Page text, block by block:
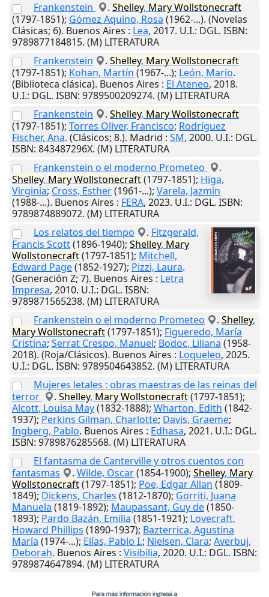
Frankenstein
. Shelley, MaryWollstonecraft
(1797-1851); Gómez Aquino, Rosa (1962-...). (Novelas
Clásicas; 6). Buenos Aires : Lea, 2017. U.I.: DGL. ISBN:
9789877184815. (M) LITERATURA
Frankenstein
. Shelley, MaryWollstonecraft
(1797-1851); Kohan, Martín (1967-...); León, Mario.
(Biblioteca clásica). Buenos Aires : El Ateneo, 2018.
U.I.: DGL. ISBN: 9789500209274. (M) LITERATURA
Frankenstein
. Shelley, MaryWollstonecraft
(1797-1851); Torres Oliver, Francisco; Rodríguez
Fischer, Ana. (Clásicos; 8.). Madrid : SM, 2000. U.I.: DGL.
ISBN: 843487296X. (M) LITERATURA
Frankenstein o el moderno Prometeo
.
Shelley, MaryWollstonecraft(1797-1851); Higa,
Virginia; Cross, Esther(1961-...); Varela, Jazmin
(1988-...). Buenos Aires : FERA, 2023. U.I.: DGL. ISBN:
9789874889072. (M) LITERATURA
Los relatos del tiempo
. Fitzgerald,
Francis Scott(1896-1940); Shelley, Mary
Wollstonecraft(1797-1851); Mitchell,
Edward Page(1852-1927); Pizzi, Laura.
(Generación Z; 7). Buenos Aires : Letra
Impresa, 2010. U.I.: DGL. ISBN:
9789871565238. (M) LITERATURA
Frankenstein o el moderno Prometeo
. Shelley,
MaryWollstonecraft(1797-1851); Figueredo, María
Cristina; Serrat Crespo, Manuel; Bodoc, Liliana (1958-
2018). (Roja/Clásicos). Buenos Aires : Loqueleo, 2025.
U.I.: DGL. ISBN: 9789504643852. (M) LITERATURA
Mujeres letales : obras maestras de las reinas del
terror
. Shelley, MaryWollstonecraft(1797-1851);
Alcott, Louisa May(1832-1888); Wharton, Edith (1842-
1937); Perkins Gilman, Charlotte; Davis, Graeme;
Ingberg, Pablo. Buenos Aires : Edhasa, 2021. U.I.: DGL.
ISBN: 9789876285568. (M) LITERATURA
El fantasma de Canterville y otros cuentos con
fantasmas
. Wilde, Oscar(1854-1900); Shelley, Mary
Wollstonecraft(1797-1851); Poe, Edgar Allan (1809-
1849); Dickens, Charles (1812-1870); Gorriti, Juana
Manuela (1819-1892); Maupassant, Guy de(1850-
1893); Pardo Bazán, Emilia (1851-1921); Lovecraft,
Howard Phillips (1890-1937); Bazterrica, Agustina
María (1974-...); Elías, Pablo I.; Nielsen, Clara; Averbuj,
Deborah. Buenos Aires : Visibilia, 2020. U.I.: DGL. ISBN:
9789874647894. (M) LITERATURA